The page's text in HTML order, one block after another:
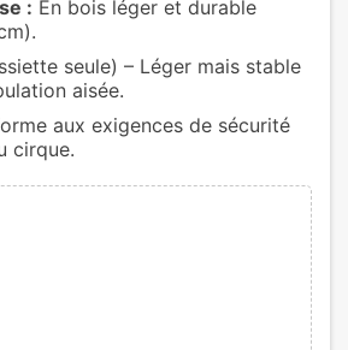
: En bois léger et durable
seule) – Léger mais stable
aisée.
aux exigences de sécurité
cirque.